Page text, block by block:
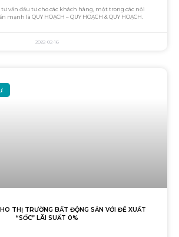
vấn đầu tư cho các khách hàng, một trong các nội
là QUY HOẠCH – QUY HOẠCH & QUY HOẠCH.
2022-02-16
THỊ TRƯỜNG BẤT ĐỘNG SẢN VỚI ĐỀ XUẤT
“SỐC” LÃI SUẤT 0%